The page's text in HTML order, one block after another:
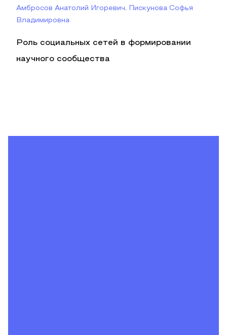
Амбросов Анатолий Игоревич, Пискунова Софья
Владимировна
Роль социальных сетей в формировании
научного сообщества